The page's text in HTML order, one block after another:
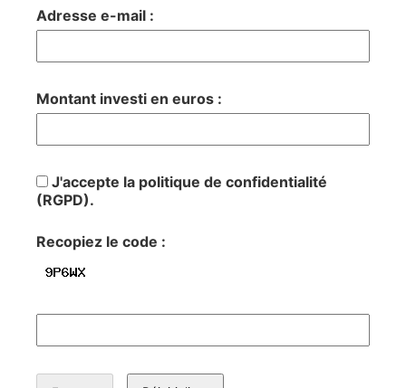
Adresse e-mail :
Montant investi en euros :
J'accepte la politique de confidentialité
(RGPD).
Recopiez le code :